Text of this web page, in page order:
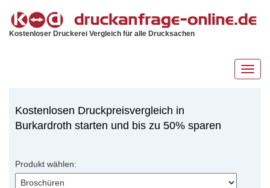
Kostenloser Druckerei Vergleich für alle Drucksachen
Kostenlosen Druckpreisvergleich in
Burkardroth starten und bis zu 50% sparen
Produkt wählen: